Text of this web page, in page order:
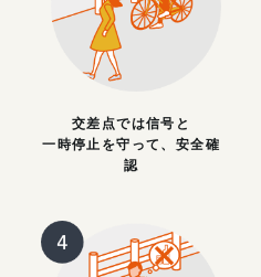
交差点では信号と
一時停止を守って、安全確
認